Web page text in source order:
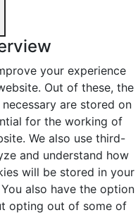
your experience
Out of these, the
are stored on
for the working of
We also use third-
and understand how
will be stored in your
also have the option
opting out of some of